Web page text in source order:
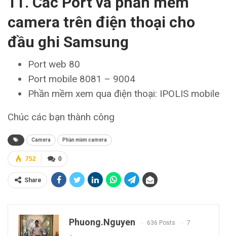
camera trên điện thoại cho
đầu ghi Samsung
Port web 80
Port mobile 8081 – 9004
Phần mềm xem qua điện thoại: IPOLIS mobile
Chúc các bạn thành công
Camera Phần mềm camera
0
752
Share
Phuong.nguyen 636 Posts 7